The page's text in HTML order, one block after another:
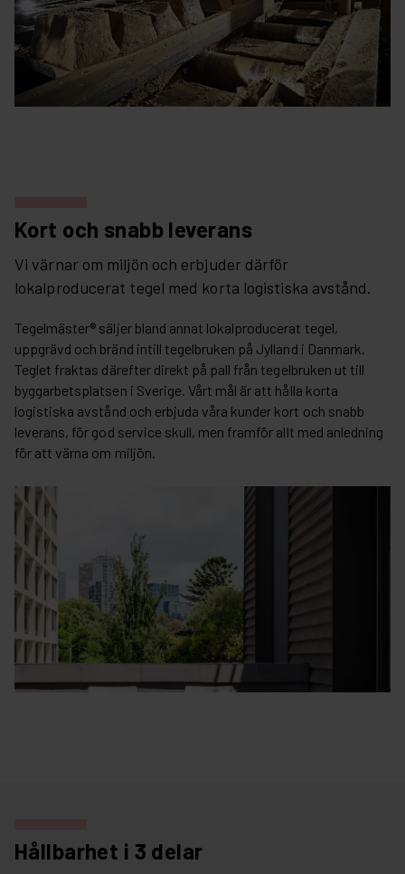
Kort och snabb leverans
Vi värnar om miljön och erbjuder därför
lokalproducerat tegel med korta logistiska avstånd.
Tegelmäster® säljer bland annat lokalproducerat tegel,
uppgrävd och bränd intill tegelbruken på Jylland i Danmark.
Teglet fraktas därefter direkt på pall från tegelbruken ut till
byggarbetsplatsen i Sverige. Vårt mål är att hålla korta
logistiska avstånd och erbjuda våra kunder kort och snabb
leverans, för god service skull, men framför allt med anledning
för att värna om miljön.
Hållbarhet i 3 delar